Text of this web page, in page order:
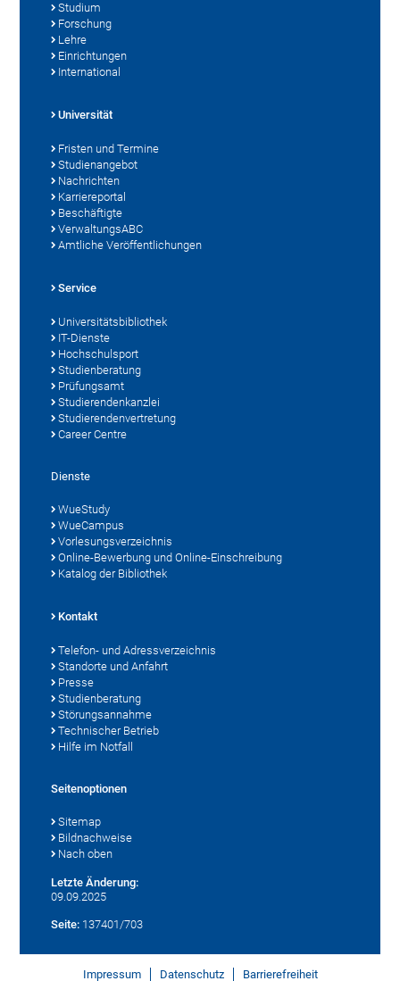
Studium
Forschung
Lehre
Einrichtungen
International
Universität
Fristen und Termine
Studienangebot
Nachrichten
Karriereportal
Beschäftigte
VerwaltungsABC
Amtliche Veröffentlichungen
Service
Universitätsbibliothek
IT-Dienste
Hochschulsport
Studienberatung
Prüfungsamt
Studierendenkanzlei
Studierendenvertretung
Career Centre
Dienste
WueStudy
WueCampus
Vorlesungsverzeichnis
Online-Bewerbung und Online-Einschreibung
Katalog der Bibliothek
Kontakt
Telefon- und Adressverzeichnis
Standorte und Anfahrt
Presse
Studienberatung
Störungsannahme
Technischer Betrieb
Hilfe im Notfall
Seitenoptionen
Sitemap
Bildnachweise
Nach oben
Letzte Änderung:
09.09.2025
Seite: 137401/703
Impressum Datenschutz Barrierefreiheit